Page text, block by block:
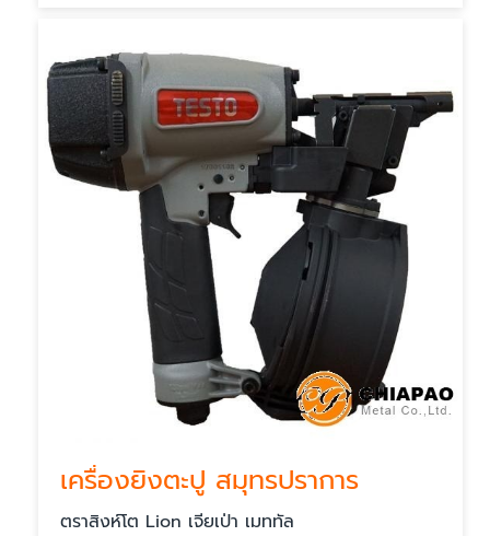
เครื่องยิงตะปู สมุทรปราการ
ตราสิงห์โต Lion เจียเป่า เมททัล